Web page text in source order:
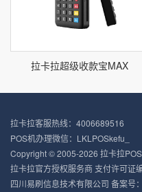
拉卡拉超级收款宝MAX
拉卡拉客服热线：4006689516
POS机办理微信：LKLPOSkefu_
Copyright © 2005-2026 拉卡拉
拉卡拉官方授权服务商 支付许可证
四川易刷信息技术有限公司 备案号：